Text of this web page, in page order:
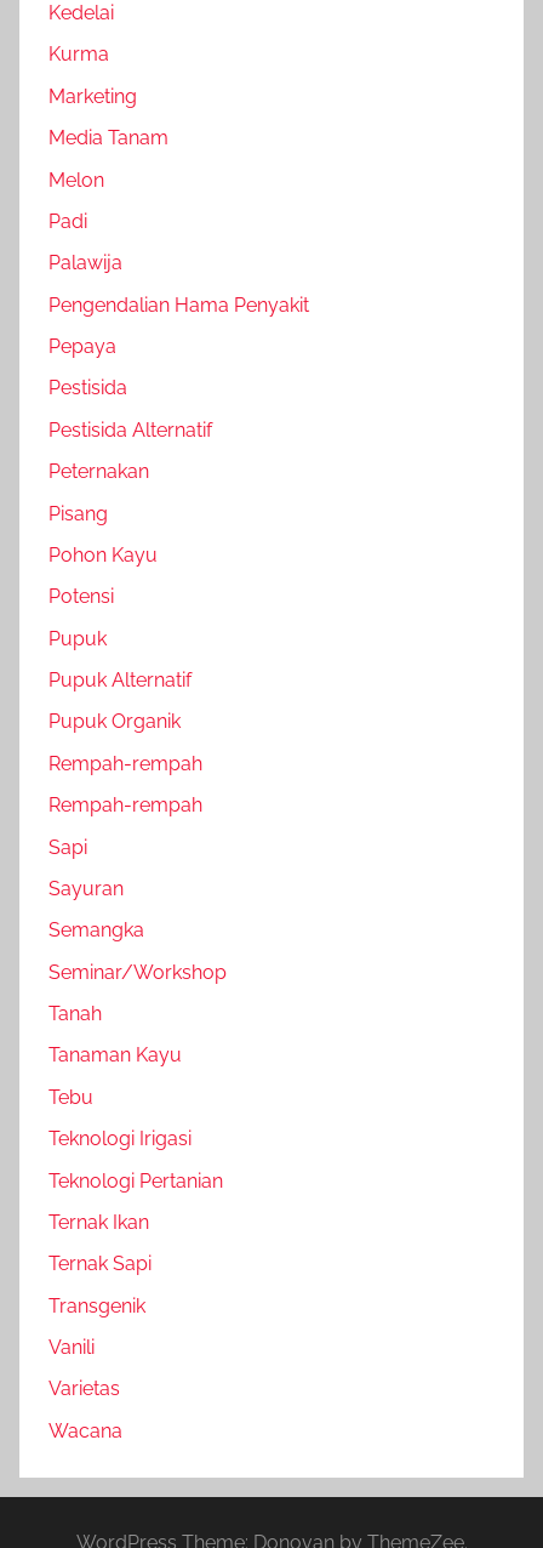
Kedelai
Kurma
Marketing
Media Tanam
Melon
Padi
Palawija
Pengendalian Hama Penyakit
Pepaya
Pestisida
Pestisida Alternatif
Peternakan
Pisang
Pohon Kayu
Potensi
Pupuk
Pupuk Alternatif
Pupuk Organik
Rempah-rempah
Rempah-rempah
Sapi
Sayuran
Semangka
Seminar/Workshop
Tanah
Tanaman Kayu
Tebu
Teknologi Irigasi
Teknologi Pertanian
Ternak Ikan
Ternak Sapi
Transgenik
Vanili
Varietas
Wacana
WordPress Theme: Donovan by ThemeZee.